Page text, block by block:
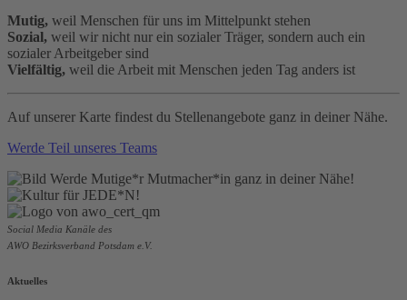
Mutig, weil Menschen für uns im Mittelpunkt stehen
Sozial, weil wir nicht nur ein sozialer Träger, sondern auch ein
sozialer Arbeitgeber sind
Vielfältig, weil die Arbeit mit Menschen jeden Tag anders ist
Auf unserer Karte findest du Stellenangebote ganz in deiner Nähe.
Werde Teil unseres Teams
Social Media Kanäle des
AWO Bezirksverband Potsdam e.V.
Aktuelles